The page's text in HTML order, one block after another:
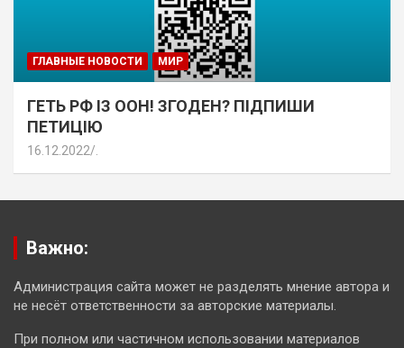
ГЛАВНЫЕ НОВОСТИ МИР
ГЕТЬ РФ ІЗ ООН! ЗГОДЕН? ПІДПИШИ
ПЕТИЦІЮ
16.12.2022
Важно:
Администрация сайта может не разделять мнение автора и
не несёт ответственности за авторские материалы.
При полном или частичном использовании материалов